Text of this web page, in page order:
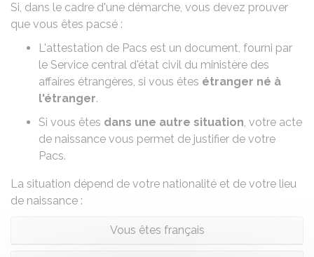
Si, dans le cadre d'une démarche, vous devez prouver
que vous êtes pacsé :
L'attestation de Pacs est un document, fourni par
le Service central d'état civil du ministère des
affaires étrangères, si vous êtes étranger né à
l'étranger.
Si vous êtes dans une autre situation, votre acte
de naissance vous permet de justifier de votre
Pacs.
La situation dépend de votre nationalité et de votre lieu
de naissance :
Vous êtes français